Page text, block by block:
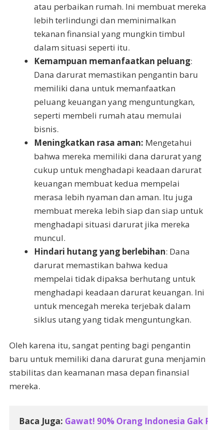
atau perbaikan rumah. Ini membuat mereka
lebih terlindungi dan meminimalkan
tekanan finansial yang mungkin timbul
dalam situasi seperti itu.
Kemampuan memanfaatkan peluang:
Dana darurat memastikan pengantin baru
memiliki dana untuk memanfaatkan
peluang keuangan yang menguntungkan,
seperti membeli rumah atau memulai
bisnis.
Meningkatkan rasa aman: Mengetahui
bahwa mereka memiliki dana darurat yang
cukup untuk menghadapi keadaan darurat
keuangan membuat kedua mempelai
merasa lebih nyaman dan aman. Itu juga
membuat mereka lebih siap dan siap untuk
menghadapi situasi darurat jika mereka
muncul.
Hindari hutang yang berlebihan: Dana
darurat memastikan bahwa kedua
mempelai tidak dipaksa berhutang untuk
menghadapi keadaan darurat keuangan. Ini
untuk mencegah mereka terjebak dalam
siklus utang yang tidak menguntungkan.
Oleh karena itu, sangat penting bagi pengantin
baru untuk memiliki dana darurat guna menjamin
stabilitas dan keamanan masa depan finansial
mereka.
Baca Juga: Gawat! 90% Orang Indonesia Gak